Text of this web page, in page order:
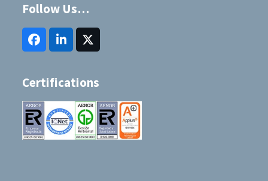
Follow Us…
FacebookLinkedInTwitter
(deprecated)
Certifications